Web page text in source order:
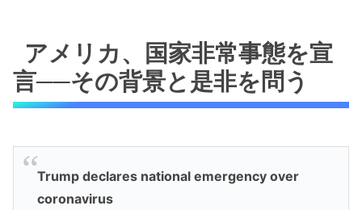
アメリカ、国家非常事態を宣
言──その背景と是非を問う
Trump declares national emergency over
coronavirus